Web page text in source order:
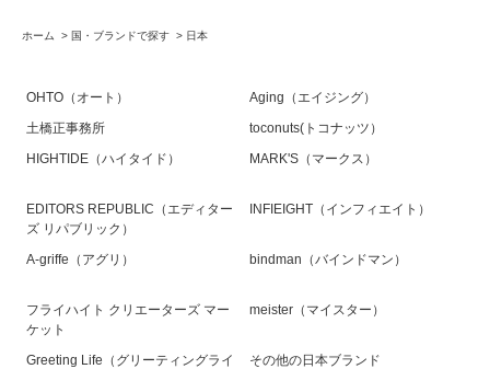
ホーム > 国・ブランドで探す > 日本
OHTO（オート）
Aging（エイジング）
土橋正事務所
toconuts(トコナッツ）
HIGHTIDE（ハイタイド）
MARK'S（マークス）
EDITORS REPUBLIC（エディター
ズ リパブリック）
INFIEIGHT（インフィエイト）
A-griffe（アグリ） bindman（バインドマン）
フライハイト クリエーターズ マー
ケット
meister（マイスター）
Greeting Life（グリーティングライ
その他の日本ブランド